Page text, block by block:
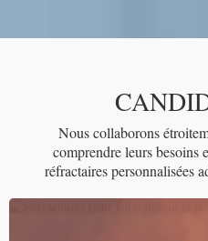
Nous collaborons
comprendre leurs besoins
réfractaires personnalisées